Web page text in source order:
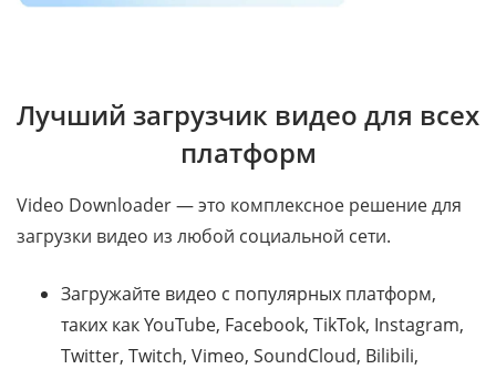
Лучший загрузчик видео для всех
платформ
Video Downloader — это комплексное решение для
загрузки видео из любой социальной сети.
Загружайте видео с популярных платформ,
таких как YouTube, Facebook, TikTok, Instagram,
Twitter, Twitch, Vimeo, SoundCloud, Bilibili,